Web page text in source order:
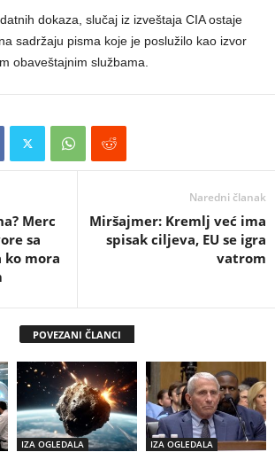
dokaza, slučaj iz izveštaja CIA ostaje
sadržaju pisma koje je poslužilo kao izvor
obaveštajnim službama.
Merc
sa
ko mora
Naredni članak
Miršajmer: Kremlj već ima
spisak ciljeva, EU se igra
vatrom
POVEZANI ČLANCI
IZA OGLEDALA IZA OGLEDALA